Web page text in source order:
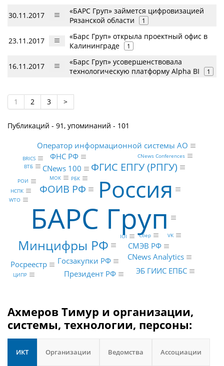
30.11.2017
«БАРС Груп» займется цифровизацией
Рязанской области
1
23.11.2017
«Барс Груп» открыла проектный офис в
Калининграде
1
16.11.2017
«Барс Груп» усовершенствовала
технологическую платформу Alpha BI
1
1 2 3 >
Публикаций - 91, упоминаний - 101
БАРС Груп
Россия
Минцифры РФ
ФОИВ РФ
ФГИС ЕПГУ (РПГУ)
CNews Analytics
СМЭВ РФ
CNews 100
Росреестр Госзакупки РФ
ФНС РФ
Президент РФ ЭБ ГИИС ЕПБС
Оператор информационной системы АО
IOI Сбер
РБК
МОК
ВТБ
РОИ
CNews Conferences
VK
НСПК
ЦИПР
WTO
BRICS
Ахмеров Тимур и организации,
системы, технологии, персоны:
ИКТ Организации Ведомства Ассоциации